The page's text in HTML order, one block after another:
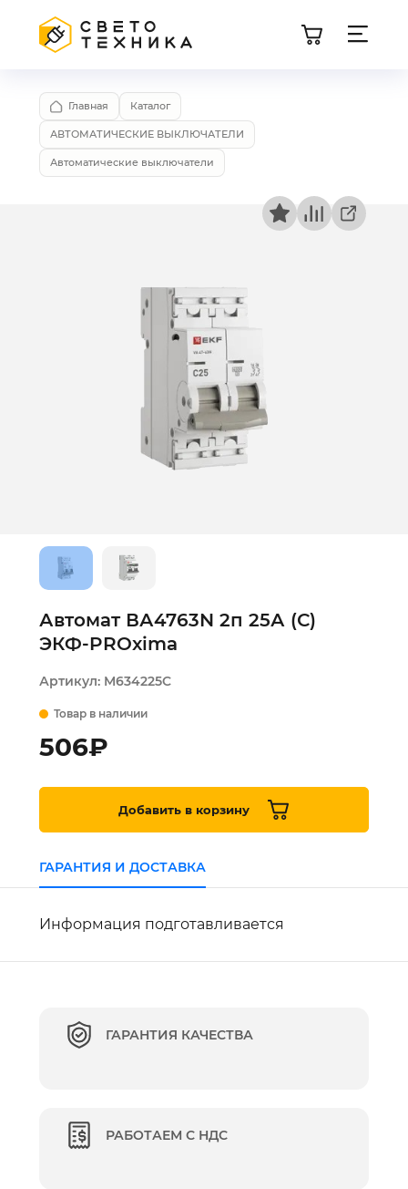
Главная Каталог
АВТОМАТИЧЕСКИЕ ВЫКЛЮЧАТЕЛИ
Автоматические выключатели
Автомат ВА4763N 2п 25А (С)
ЭКФ-PROxima
Артикул: M634225C
Товар в наличии
506₽
Добавить в корзину
ГАРАНТИЯ И ДОСТАВКА
Информация подготавливается
ГАРАНТИЯ КАЧЕСТВА
РАБОТАЕМ С НДС